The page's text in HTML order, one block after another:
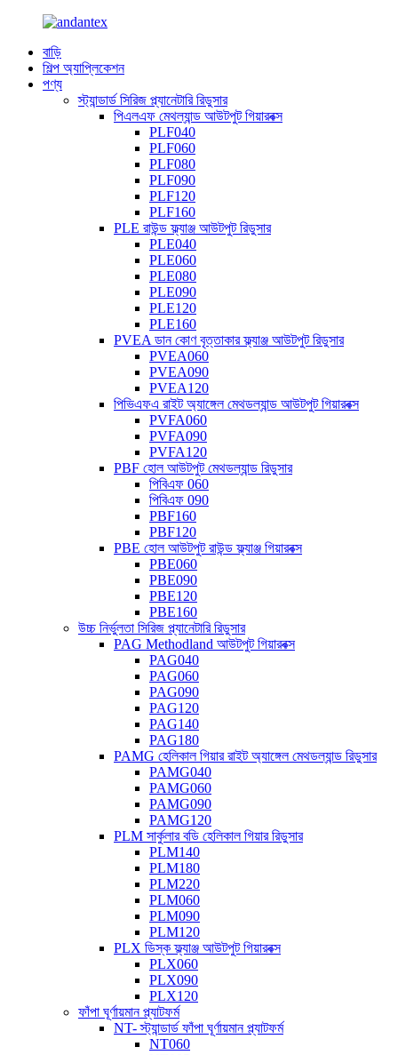
বাড়ি
শিল্প অ্যাপ্লিকেশন
পণ্য
স্ট্যান্ডার্ড সিরিজ প্ল্যানেটারি রিডুসার
পিএলএফ মেথল্যান্ড আউটপুট গিয়ারবক্স
PLF040
PLF060
PLF080
PLF090
PLF120
PLF160
PLE রাউন্ড ফ্ল্যাঞ্জ আউটপুট রিডুসার
PLE040
PLE060
PLE080
PLE090
PLE120
PLE160
PVEA ডান কোণ বৃত্তাকার ফ্ল্যাঞ্জ আউটপুট রিডুসার
PVEA060
PVEA090
PVEA120
পিভিএফএ রাইট অ্যাঙ্গেল মেথডল্যান্ড আউটপুট গিয়ারবক্স
PVFA060
PVFA090
PVFA120
PBF হোল আউটপুট মেথডল্যান্ড রিডুসার
পিবিএফ 060
পিবিএফ 090
PBF160
PBF120
PBE হোল আউটপুট রাউন্ড ফ্ল্যাঞ্জ গিয়ারবক্স
PBE060
PBE090
PBE120
PBE160
উচ্চ নির্ভুলতা সিরিজ প্ল্যানেটারি রিডুসার
PAG Methodland আউটপুট গিয়ারবক্স
PAG040
PAG060
PAG090
PAG120
PAG140
PAG180
PAMG হেলিকাল গিয়ার রাইট অ্যাঙ্গেল মেথডল্যান্ড রিডুসার
PAMG040
PAMG060
PAMG090
PAMG120
PLM সার্কুলার বডি হেলিকাল গিয়ার রিডুসার
PLM140
PLM180
PLM220
PLM060
PLM090
PLM120
PLX ডিস্ক ফ্ল্যাঞ্জ আউটপুট গিয়ারবক্স
PLX060
PLX090
PLX120
ফাঁপা ঘূর্ণায়মান প্ল্যাটফর্ম
NT- স্ট্যান্ডার্ড ফাঁপা ঘূর্ণায়মান প্ল্যাটফর্ম
NT060